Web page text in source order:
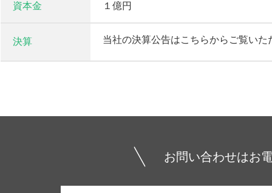
資本金 １億円
決算 当社の決算公告はこちらからご覧いた
お問い合わせはお